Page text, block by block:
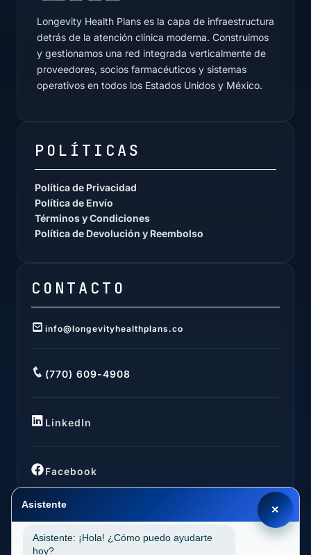
Longevity Health Plans es la capa de infraestructura
detrás de la atención clínica moderna. Construimos
y gestionamos una red integrada verticalmente de
proveedores, socios farmacéuticos y sistemas
operativos en todos los Estados Unidos y México.
POLÍTICAS
Política de Privacidad
Política de Envío
Términos y Condiciones
Política de Devolución y Reembolso
CONTACTO
info@longevityhealthplans.co
(770) 609-4908
LinkedIn
Facebook
×
Asistente
Asistente: ¡Hola! ¿Cómo puedo ayudarte
hoy?